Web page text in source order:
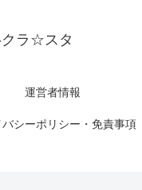
クラ☆スタ
運営者情報
バシーポリシー・免責事項